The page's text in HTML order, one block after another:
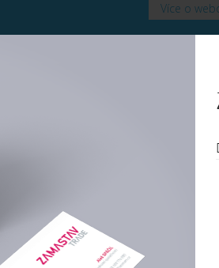
Více o
si
kompozice a nejúčinnější